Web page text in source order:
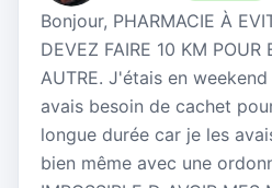
Bonjour, PHARMACIE À
DEVEZ FAIRE 10 KM POUR
AUTRE. J'étais en
avais besoin de cachet
longue durée car je les
bien même avec une